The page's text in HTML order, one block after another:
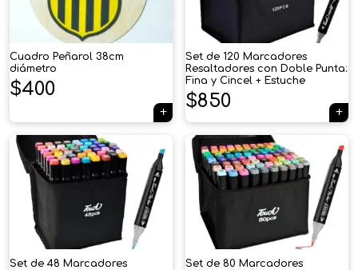
Cuadro Peñarol 38cm
diámetro
$400
Set de 120 Marcadores
Resaltadores con Doble Punta:
Fina y Cincel + Estuche
$850
Set de 48 Marcadores
Set de 80 Marcadores
Tu carrito está vacío.